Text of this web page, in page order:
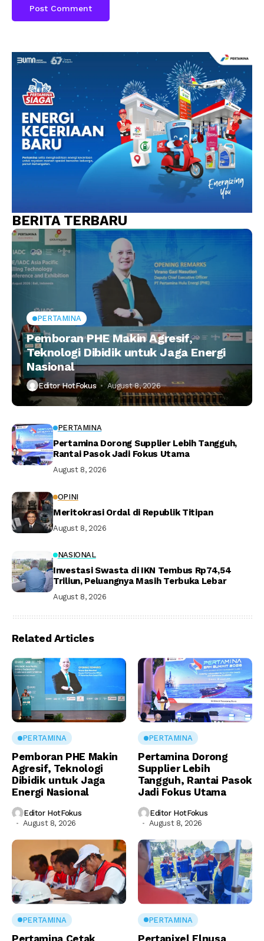
BERITA TERBARU
PERTAMINA
Pemboran PHE Makin Agresif,
Teknologi Dibidik untuk Jaga Energi
Nasional
Editor HotFokus August 8, 2026
PERTAMINA
Pertamina Dorong Supplier Lebih Tangguh,
Rantai Pasok Jadi Fokus Utama
August 8, 2026
OPINI
Meritokrasi Ordal di Republik Titipan
August 8, 2026
NASIONAL
Investasi Swasta di IKN Tembus Rp74,54
Triliun, Peluangnya Masih Terbuka Lebar
August 8, 2026
Related Articles
PERTAMINA
Pemboran PHE Makin
Agresif, Teknologi
Dibidik untuk Jaga
Energi Nasional
Editor HotFokus
August 8, 2026
PERTAMINA
Pertamina Dorong
Supplier Lebih
Tangguh, Rantai Pasok
Jadi Fokus Utama
Editor HotFokus
August 8, 2026
PERTAMINA
Pertamina Cetak
PERTAMINA
Pertapixel Elnusa